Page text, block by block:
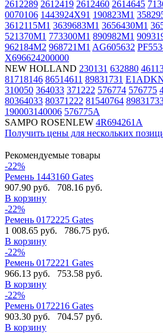
2612289 2612419 2612460 2614645
0070106 1443924X91 190823M1
3612115M1 3639683M1 3656430M1
521370M1 773300M1 890982M1
962184M2 968721M1 AG605632
X696624200000
NEW HOLLAND 230131 632880
81718146 86514611 89831731
310050 364033 371222 576774 576775
80364033 80371222 81540764
190003140006 576775A
SAMPO ROSENLEW 4R694261A
Получить цены для нескольких
Рекомендуемые товары
-22%
Ремень 1443160 Gates
907.90 руб.
708.16 руб.
В корзину
-22%
Ремень 0172225 Gates
1 008.65 руб.
786.75 руб.
В корзину
-22%
Ремень 0172221 Gates
966.13 руб.
753.58 руб.
В корзину
-22%
Ремень 0172216 Gates
903.30 руб.
704.57 руб.
В корзину